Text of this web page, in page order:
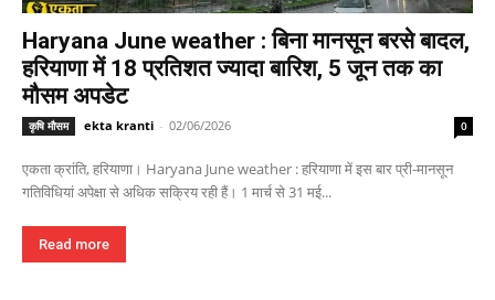
Haryana June weather : बिना मानसून बरसे बादल,
हरियाणा में 18 प्रतिशत ज्यादा बारिश, 5 जून तक का
मौसम अपडेट
कृषि मौसम ekta kranti - 02/06/2026 0
एकता क्रांति, हरियाणा। Haryana June weather : हरियाणा में इस बार प्री-मानसून
गतिविधियां अपेक्षा से अधिक सक्रिय रही हैं। 1 मार्च से 31 मई...
Read more